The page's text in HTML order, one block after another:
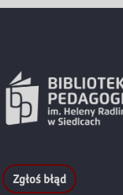
Zgłoś błąd